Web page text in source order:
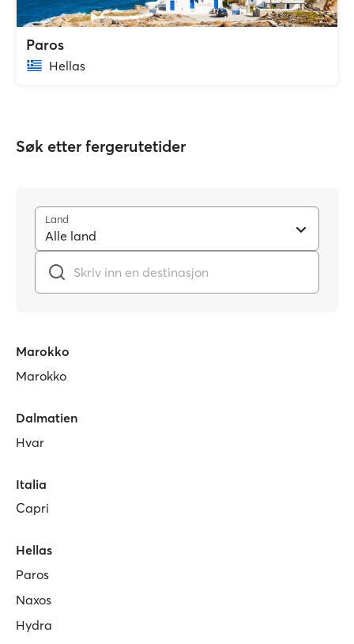
Paros
Hellas
Søk etter fergerutetider
Land
Alle land
Marokko
Marokko
Dalmatien
Hvar
Italia
Capri
Hellas
Paros
Naxos
Hydra